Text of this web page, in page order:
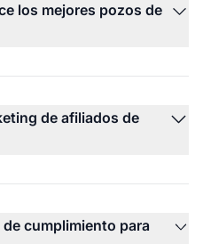
los mejores pozos de
de afiliados de
cumplimiento para